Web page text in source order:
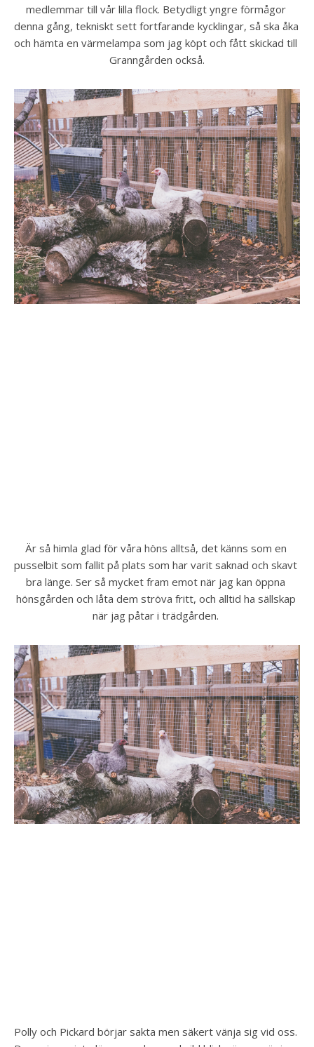
medlemmar till vår lilla flock. Betydligt yngre förmågor
denna gång, tekniskt sett fortfarande kycklingar, så ska åka
och hämta en värmelampa som jag köpt och fått skickad till
Granngården också.
Är så himla glad för våra höns alltså, det känns som en
pusselbit som fallit på plats som har varit saknad och skavt
bra länge. Ser så mycket fram emot när jag kan öppna
hönsgården och låta dem ströva fritt, och alltid ha sällskap
när jag påtar i trädgården.
Polly och Pickard börjar sakta men säkert vänja sig vid oss.